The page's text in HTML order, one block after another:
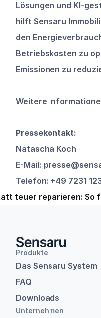
Lösungen und KI-
hilft Sensaru
den
Betriebskosten zu
Emissionen zu
Weitere
Pressekontakt:
Natascha Koch
E-Mail:
Telefon: +49 7231
teuer reparieren:
Produkte
Das Sensaru System
FAQ
Downloads
Unternehmen